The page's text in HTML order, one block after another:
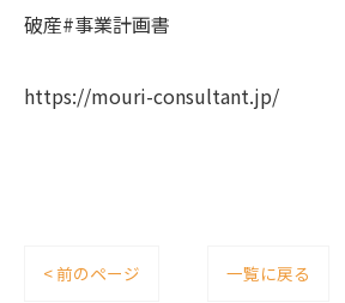
破産#事業計画書
https://mouri-consultant.jp/
< 前のページ 一覧に戻る